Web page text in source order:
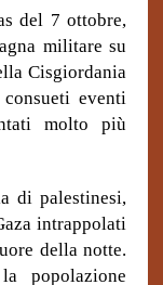
del 7 ottobre,
militare su
Cisgiordania
eventi
molto
più
di palestinesi,
intrappolati
della notte.
popolazione